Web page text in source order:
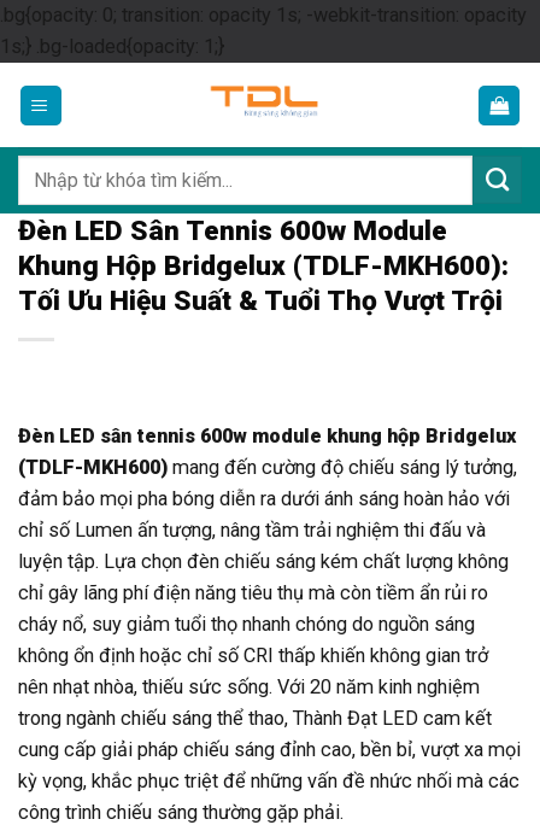
.bg{opacity: 0; transition: opacity 1s; -webkit-transition: opacity
1s;} .bg-loaded{opacity: 1;}Skip
content
kiếm:
Đèn LED Sân Tennis 600w Module
Khung Hộp Bridgelux (TDLF-MKH600):
Tối Ưu Hiệu Suất & Tuổi Thọ Vượt Trội
Đèn LED sân tennis 600w module khung hộp Bridgelux
(TDLF-MKH600) mang đến cường độ chiếu sáng lý tưởng,
đảm bảo mọi pha bóng diễn ra dưới ánh sáng hoàn hảo với
chỉ số Lumen ấn tượng, nâng tầm trải nghiệm thi đấu và
luyện tập. Lựa chọn đèn chiếu sáng kém chất lượng không
chỉ gây lãng phí điện năng tiêu thụ mà còn tiềm ẩn rủi ro
cháy nổ, suy giảm tuổi thọ nhanh chóng do nguồn sáng
không ổn định hoặc chỉ số CRI thấp khiến không gian trở
nên nhạt nhòa, thiếu sức sống. Với 20 năm kinh nghiệm
trong ngành chiếu sáng thể thao, Thành Đạt LED cam kết
cung cấp giải pháp chiếu sáng đỉnh cao, bền bỉ, vượt xa mọi
kỳ vọng, khắc phục triệt để những vấn đề nhức nhối mà các
công trình chiếu sáng thường gặp phải.